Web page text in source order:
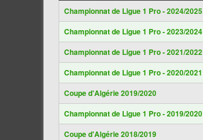
Championnat de Ligue 1 Pro - 2024/2025
Championnat de Ligue 1 Pro - 2023/2024
Championnat de Ligue 1 Pro - 2021/2022
Championnat de Ligue 1 Pro - 2020/2021
Coupe d'Algérie 2019/2020
Championnat de Ligue 1 Pro - 2019/2020
Coupe d'Algérie 2018/2019